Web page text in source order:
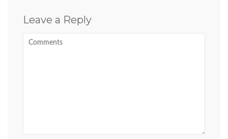
Leave a Reply